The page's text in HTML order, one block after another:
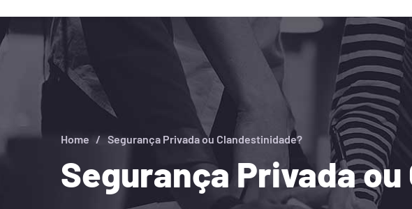
Segurança Privada
Home Segurança Privada ou Clandestinidade?